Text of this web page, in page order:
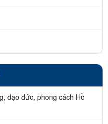
đạo đức, phong cách Hồ